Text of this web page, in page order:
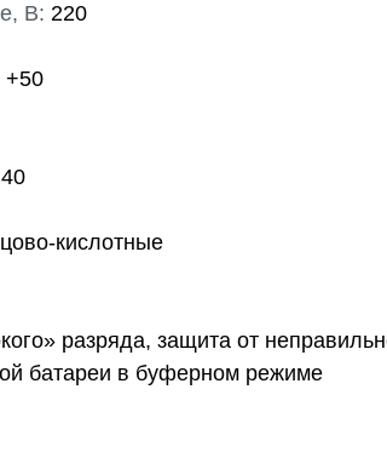
В: 220
+50
кислотные
разряда, защита от
батареи в буферном режиме